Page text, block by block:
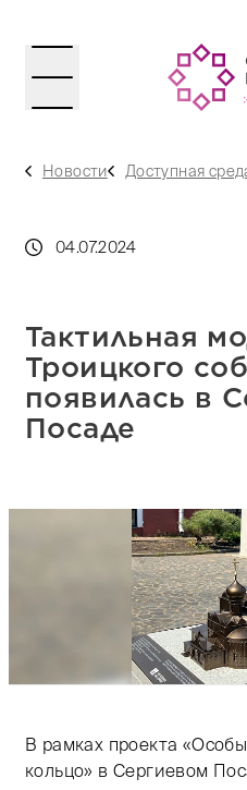
Новости Доступная
04.07.2024
Тактильная
Троицкого
появилась в
Посаде
В рамках проекта
кольцо» в Сергиевом